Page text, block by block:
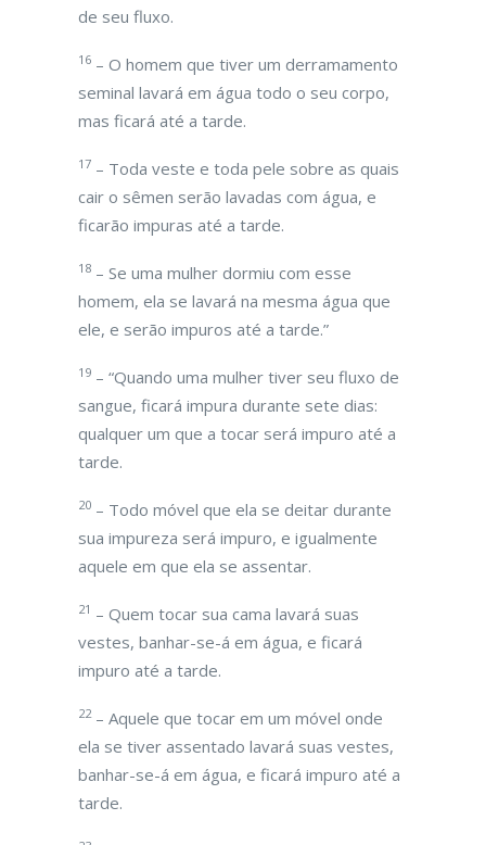
de seu fluxo.
16 – O homem que tiver um derramamento
seminal lavará em água todo o seu corpo,
mas ficará até a tarde.
17 – Toda veste e toda pele sobre as quais
cair o sêmen serão lavadas com água, e
ficarão impuras até a tarde.
18 – Se uma mulher dormiu com esse
homem, ela se lavará na mesma água que
ele, e serão impuros até a tarde.”
19 – “Quando uma mulher tiver seu fluxo de
sangue, ficará impura durante sete dias:
qualquer um que a tocar será impuro até a
tarde.
20 – Todo móvel que ela se deitar durante
sua impureza será impuro, e igualmente
aquele em que ela se assentar.
21 – Quem tocar sua cama lavará suas
vestes, banhar-se-á em água, e ficará
impuro até a tarde.
22– Aquele que tocar em um móvel onde
ela se tiver assentado lavará suas vestes,
banhar-se-á em água, e ficará impuro até a
tarde.